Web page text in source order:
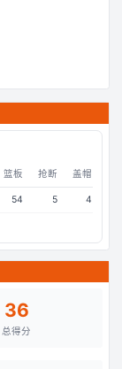
篮板 抢断 盖帽
54 5 4
36
总得分